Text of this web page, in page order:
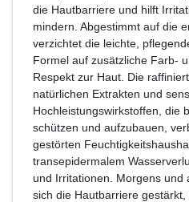
die Hautbarriere und hilft
mindern. Abgestimmt auf die
verzichtet die leichte,
Formel auf zusätzliche Farb-
Respekt zur Haut. Die
natürlichen Extrakten und
Hochleistungswirkstoffen, die
schützen und aufzubauen,
gestörten
transepidermalem
und Irritationen. Morgens und
sich die Hautbarriere